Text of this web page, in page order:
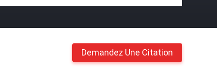
Demandez Une Citation